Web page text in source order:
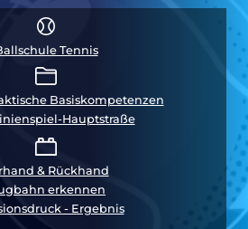
Tennis
Basiskompetenzen
Hauptstraße
& Rückhand
erkennen
- Ergebnis